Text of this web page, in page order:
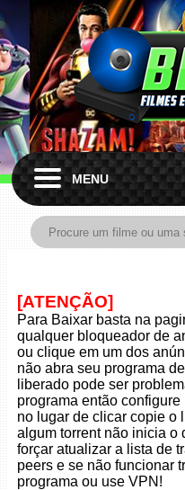
MENU
[ATENÇÃO]
Para Baixar basta na
qualquer bloqueador de
ou clique em um dos
não abra seu programa
liberado pode ser
programa então
no lugar de clicar copie o
algum torrent não inicia o
forçar atualizar a lista de
peers e se não funcionar
programa ou use VPN!